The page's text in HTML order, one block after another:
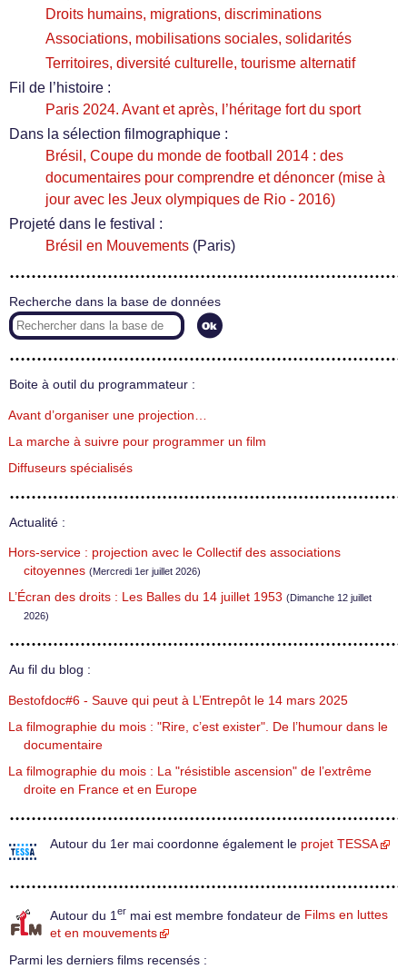
Droits humains, migrations, discriminations
Associations, mobilisations sociales, solidarités
Territoires, diversité culturelle, tourisme alternatif
Fil de l’histoire :
Paris 2024. Avant et après, l’héritage fort du sport
Dans la sélection filmographique :
Brésil, Coupe du monde de football 2014 : des
documentaires pour comprendre et dénoncer (mise à
jour avec les Jeux olympiques de Rio - 2016)
Projeté dans le festival :
Brésil en Mouvements (Paris)
Recherche dans la base de données
Boite à outil du programmateur :
Avant d’organiser une projection…
La marche à suivre pour programmer un film
Diffuseurs spécialisés
Actualité :
Hors-service : projection avec le Collectif des associations
citoyennes (Mercredi 1er juillet 2026)
L’Écran des droits : Les Balles du 14 juillet 1953 (Dimanche 12 juillet
2026)
Au fil du blog :
Bestofdoc#6 - Sauve qui peut à L’Entrepôt le 14 mars 2025
La filmographie du mois : "Rire, c’est exister". De l’humour dans le
documentaire
La filmographie du mois : La "résistible ascension" de l’extrême
droite en France et en Europe
Autour du 1er mai coordonne également le projet TESSA
Autour du 1 er mai est membre fondateur de Films en luttes
et en mouvements
Parmi les derniers films recensés :